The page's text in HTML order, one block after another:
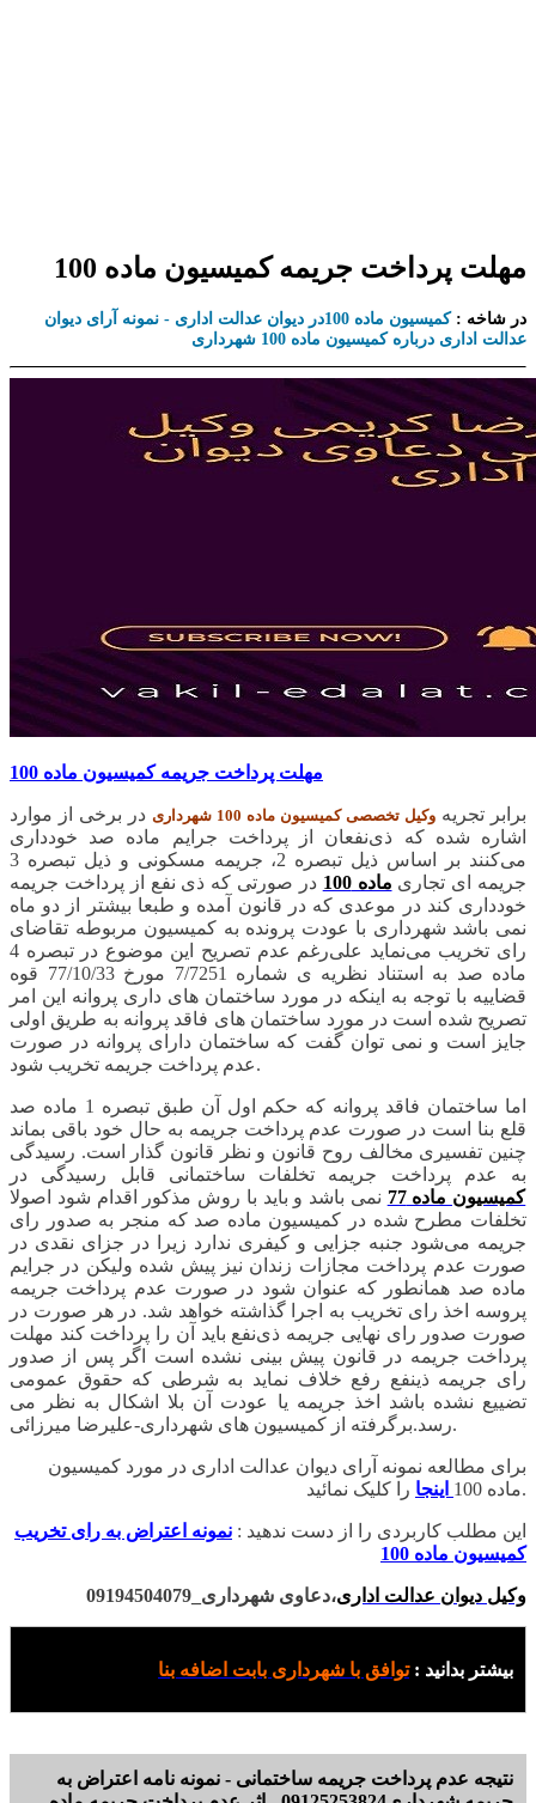
مهلت پرداخت جریمه کمیسیون ماده 100
در شاخه :
کمیسیون ماده 100در دیوان عدالت اداری - نمونه آرای دیوان
عدالت اداری درباره کمیسیون ماده 100 شهرداری
مهلت پرداخت جریمه کمیسیون ماده 100
برابر تجریه وکیل تخصصی کمیسیون ماده 100 شهرداری
در برخی از موارد
اشاره شده که ذی‌نفعان از پرداخت جرایم ماده صد خودداری
می‌کنند بر اساس ذیل تبصره 2، جریمه مسکونی و ذیل تبصره 3
جریمه ای تجاری ماده 100
در صورتی که ذی نفع از پرداخت جریمه
خودداری کند در موعدی که در قانون آمده و طبعا بیشتر از دو ماه
نمی باشد شهرداری با عودت پرونده به کمیسیون مربوطه تقاضای
رای تخریب می‌نماید علی‌رغم عدم تصریح این موضوع در تبصره 4
ماده صد به استناد نظریه ی شماره 7/7251 مورخ 77/10/33 قوه
قضاییه با توجه به اینکه در مورد ساختمان های داری پروانه این امر
تصریح شده است در مورد ساختمان های فاقد پروانه به طریق اولی
جایز است و نمی توان گفت که ساختمان دارای پروانه در صورت
عدم پرداخت جریمه تخریب شود.
اما ساختمان فاقد پروانه که حکم اول آن طبق تبصره 1 ماده صد
قلع بنا است در صورت عدم پرداخت جریمه به حال خود باقی بماند
چنین تفسیری مخالف روح قانون و نظر قانون گذار است. رسیدگی
به عدم پرداخت جریمه تخلفات ساختمانی قابل رسیدگی در
کمیسیون ماده 77
نمی باشد و باید با روش مذکور اقدام شود اصولا
تخلفات مطرح شده در کمیسیون ماده صد که منجر به صدور رای
جریمه می‌شود جنبه جزایی و کیفری ندارد زیرا در جزای نقدی در
صورت عدم پرداخت مجازات زندان نیز پیش شده ولیکن در جرایم
ماده صد همانطور که عنوان شود در صورت عدم پرداخت جریمه
پروسه اخذ رای تخریب به اجرا گذاشته خواهد شد. در هر صورت در
صورت صدور رای نهایی جریمه ذی‌نفع باید آن را پرداخت کند مهلت
پرداخت جریمه در قانون پیش بینی نشده است اگر پس از صدور
رای جریمه ذینفع رفع خلاف نماید به شرطی که حقوق عمومی
تضییع نشده باشد اخذ جریمه یا عودت آن بلا اشکال به نظر می
رسد.برگرفته از کمیسیون های شهرداری-علیرضا میرزائی.
برای مطالعه نمونه آرای دیوان عدالت اداری در مورد کمیسیون
ماده 100
اینجا را کلیک نمائید.
این مطلب کاربردی را از دست ندهید : نمونه اعتراض به رای تخریب
کمیسیون ماده 100
وکیل دیوان عدالت اداری،دعاوی شهرداری_09194504079
بیشتر بدانید : توافق با شهرداری بابت اضافه بنا
نتیجه عدم پرداخت جریمه ساختمانی - نمونه نامه اعتراض به